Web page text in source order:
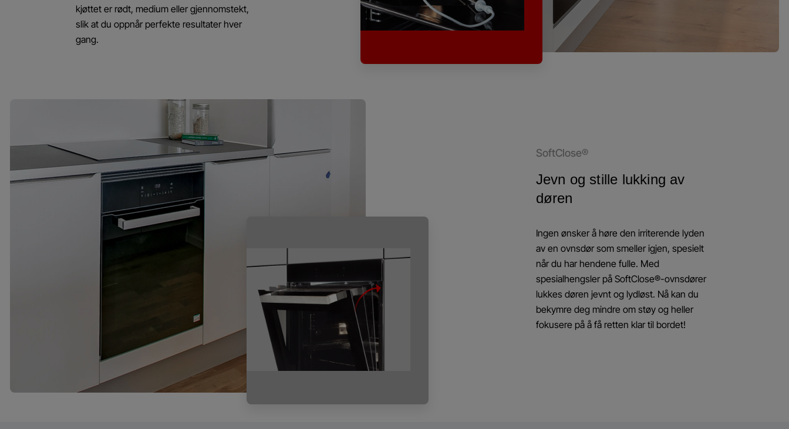
kjøttet er rødt, medium eller gjennomstekt,
slik at du oppnår perfekte resultater hver
gang.
SoftClose®
Jevn og stille lukking av
døren
Ingen ønsker å høre den irriterende lyden
av en ovnsdør som smeller igjen, spesielt
når du har hendene fulle. Med
spesialhengsler på SoftClose®-ovnsdører
lukkes døren jevnt og lydløst. Nå kan du
bekymre deg mindre om støy og heller
fokusere på å få retten klar til bordet!